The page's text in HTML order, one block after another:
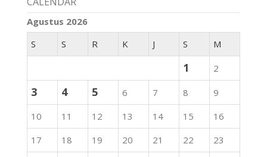
Agustus 2026
S
S R K J S M
1 2
3 4 5 6 7 8
9
10
11 12 13 14 15
16
17
18 19 20 21 22
23